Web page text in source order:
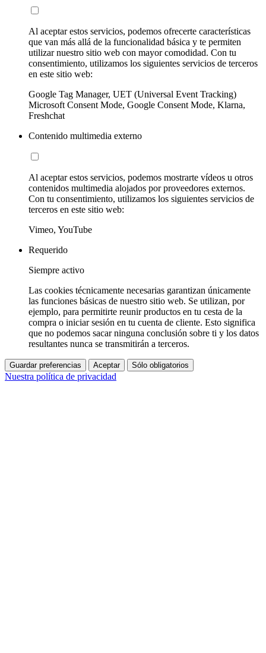
Al aceptar estos servicios, podemos ofrecerte características
que van más allá de la funcionalidad básica y te permiten
utilizar nuestro sitio web con mayor comodidad. Con tu
consentimiento, utilizamos los siguientes servicios de terceros
en este sitio web:
Google Tag Manager, UET (Universal Event Tracking)
Microsoft Consent Mode, Google Consent Mode, Klarna,
Freshchat
Contenido multimedia externo
Al aceptar estos servicios, podemos mostrarte vídeos u otros
contenidos multimedia alojados por proveedores externos.
Con tu consentimiento, utilizamos los siguientes servicios de
terceros en este sitio web:
Vimeo, YouTube
Requerido
Siempre activo
Las cookies técnicamente necesarias garantizan únicamente
las funciones básicas de nuestro sitio web. Se utilizan, por
ejemplo, para permitirte reunir productos en tu cesta de la
compra o iniciar sesión en tu cuenta de cliente. Esto significa
que no podemos sacar ninguna conclusión sobre ti y los datos
resultantes nunca se transmitirán a terceros.
Guardar preferencias Aceptar Sólo obligatorios
Nuestra política de privacidad